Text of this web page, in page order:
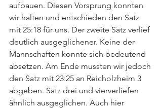
aufbauen. Diesen Vorsprung konnten
wir halten und entschieden den Satz
mit 25:18 für uns. Der zweite Satz verlief
deutlich ausgeglichener. Keine der
Mannschaften konnte sich bedeutend
absetzen. Am Ende mussten wir jedoch
den Satz mit 23:25 an Reicholzheim 3
abgeben. Satz drei und vierverliefen
ähnlich ausgeglichen. Auch hier